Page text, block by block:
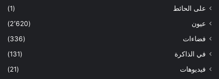
على الحائط
(1)
عيون
(2٬620)
فضاءات
(336)
في الذاكرة
(131)
فيديوهات
(21)